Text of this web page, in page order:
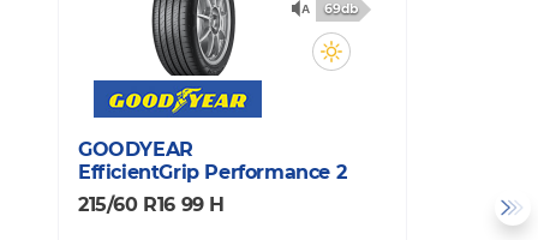
69db
GOODYEAR
EfficientGrip Performance 2
215/60 R16 99 H